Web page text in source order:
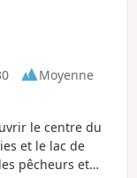
Moyenne
le centre du
et le lac de
pêcheurs et